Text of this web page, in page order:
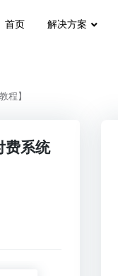
首页 解决方案
程】
费系统